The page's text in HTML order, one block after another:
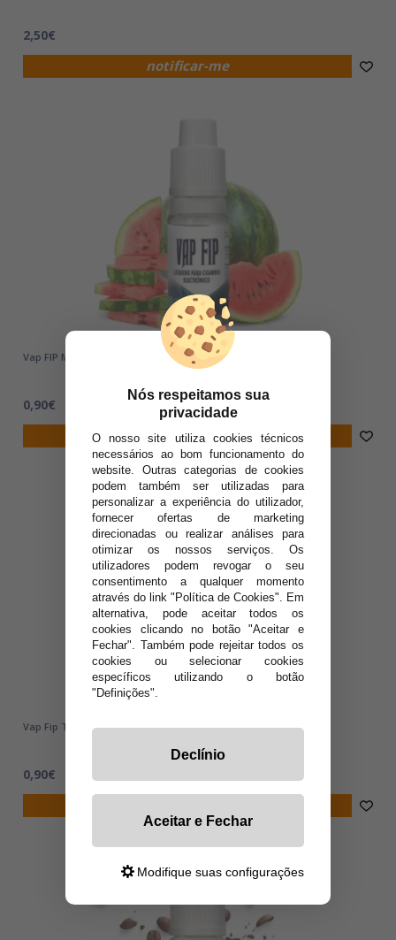
notificar-me
2,50€
notificar-me
Vap FIP MELANCIA 10ml - Líquidos para Vaping
0,90€
Vap Fip TORO ROJO 10ml - Líquidos para Vaping
0,90€
Nós respeitamos sua
privacidade
O nosso site utiliza cookies técnicos
necessários ao bom funcionamento do
website. Outras categorias de cookies
podem também ser utilizadas para
personalizar a experiência do utilizador,
fornecer ofertas de marketing
direcionadas ou realizar análises para
otimizar os nossos serviços. Os
utilizadores podem revogar o seu
consentimento a qualquer momento
através do link "Política de Cookies". Em
alternativa, pode aceitar todos os
cookies clicando no botão "Aceitar e
Fechar". Também pode rejeitar todos os
cookies ou selecionar cookies
específicos utilizando o botão
"Definições".
Declínio
Aceitar e Fechar
Modifique suas configurações